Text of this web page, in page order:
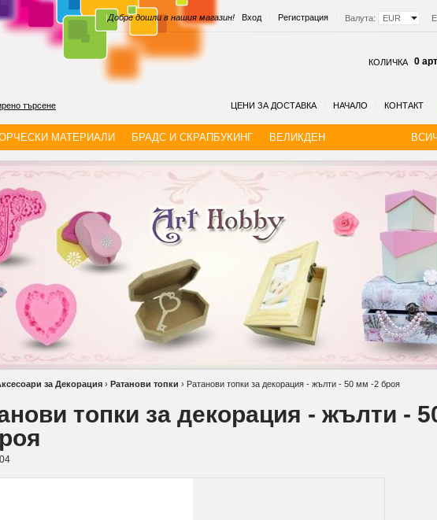
Валута: EUR
Вход Регистрация
Добре дошли в нашия магазин!
|
КОЛИЧКА 0
търсене ЦЕНИ ЗА ДОСТАВКА НАЧАЛО КОНТАКТ
МАТЕРИАЛИ БРАДС И СКРАПБУКИНГ ВЕЛИКДЕН
за Декорация › Ратанови топки › Ратанови топки за декорация - жълти - 50 мм -2 броя
топки за декорация - жълти -